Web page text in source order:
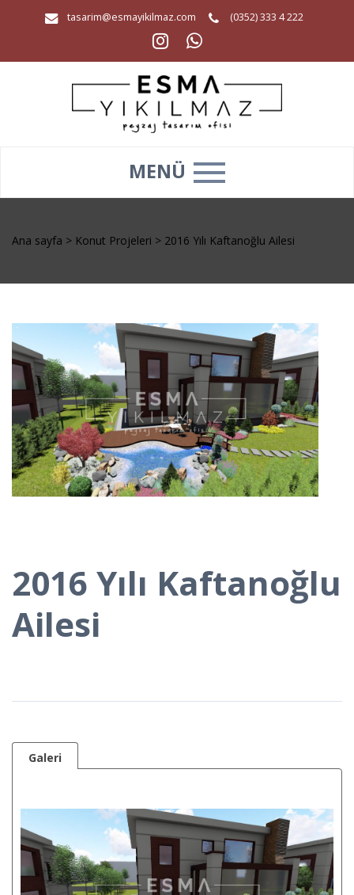
tasarim@esmayikilmaz.com (0352) 333 4 222
MENÜ
Ana sayfa > Konut Projeleri > 2016 Yılı Kaftanoğlu Ailesi
2016 Yılı Kaftanoğlu
Ailesi
Galeri